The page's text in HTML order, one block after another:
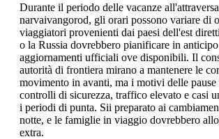
Durante il periodo delle vacanze
narvaivangorod, gli orari possono variare di
viaggiatori provenienti dai paesi dell'est
o la Russia dovrebbero pianificare in
aggiornamenti ufficiali ove disponibili. Il
autorità di frontiera mirano a mantenere le
movimento in avanti, ma i motivi delle
controlli di sicurezza, traffico elevato e casi
i periodi di punta. Sii preparato ai
notte, e le famiglie in viaggio dovrebbero
extra.